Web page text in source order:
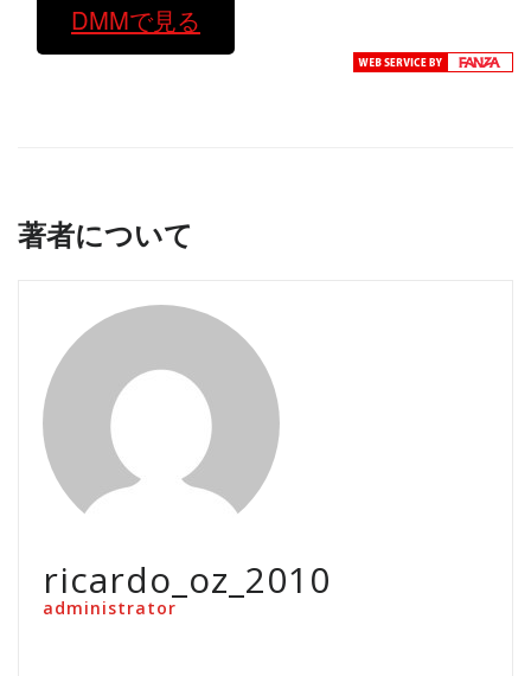
DMMで見る
著者について
ricardo_oz_2010
administrator